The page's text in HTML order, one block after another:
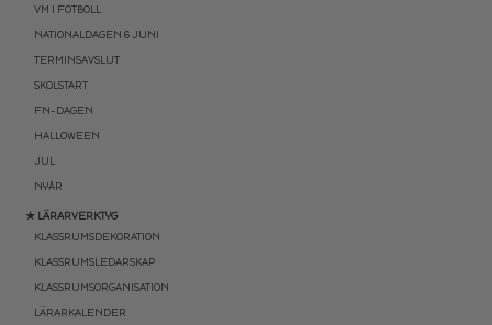
VM I FOTBOLL
NATIONALDAGEN 6 JUNI
TERMINSAVSLUT
SKOLSTART
FN-DAGEN
HALLOWEEN
JUL
NYÅR
★ LÄRARVERKTYG
KLASSRUMSDEKORATION
KLASSRUMSLEDARSKAP
KLASSRUMSORGANISATION
LÄRARKALENDER